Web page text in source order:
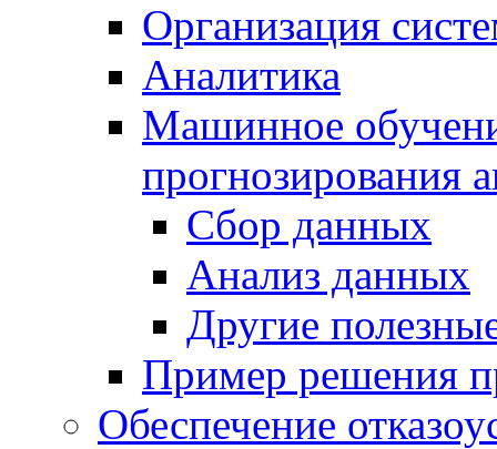
Организация
Аналитика
Машинное
прогнозирования
Сбор данных
Анализ данных
Другие
Пример решения
Обеспечение